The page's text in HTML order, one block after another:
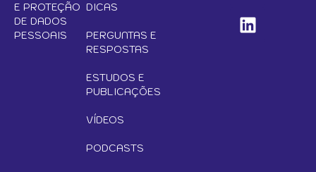
E PROTEÇÃO
DE DADOS
PESSOAIS
DICAS
PERGUNTAS E
RESPOSTAS
ESTUDOS E
PUBLICAÇÕES
VÍDEOS
PODCASTS